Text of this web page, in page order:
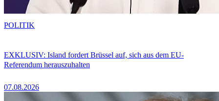
EXKLUSIV: Island fordert Brüssel auf, sich aus dem EU-
Referendum herauszuhalten
07.08.2026
POLITIK